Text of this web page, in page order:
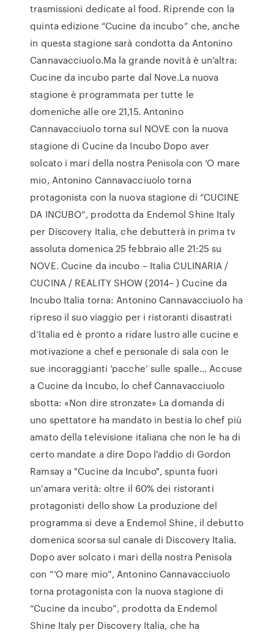
trasmissioni dedicate al food. Riprende con la
quinta edizione “Cucine da incubo” che, anche
in questa stagione sarà condotta da Antonino
Cannavacciuolo.Ma la grande novità è un’altra:
Cucine da incubo parte dal Nove.La nuova
stagione è programmata per tutte le
domeniche alle ore 21,15. Antonino
Cannavacciuolo torna sul NOVE con la nuova
stagione di Cucine da Incubo Dopo aver
solcato i mari della nostra Penisola con ‘O mare
mio, Antonino Cannavacciuolo torna
protagonista con la nuova stagione di “CUCINE
DA INCUBO”, prodotta da Endemol Shine Italy
per Discovery Italia, che debutterà in prima tv
assoluta domenica 25 febbraio alle 21:25 su
NOVE. Cucine da incubo – Italia CULINARIA /
CUCINA / REALITY SHOW (2014– ) Cucine da
Incubo Italia torna: Antonino Cannavacciuolo ha
ripreso il suo viaggio per i ristoranti disastrati
d’Italia ed è pronto a ridare lustro alle cucine e
motivazione a chef e personale di sala con le
sue incoraggianti ‘pacche’ sulle spalle… Accuse
a Cucine da Incubo, lo chef Cannavacciuolo
sbotta: «Non dire stronzate» La domanda di
uno spettatore ha mandato in bestia lo chef più
amato della televisione italiana che non le ha di
certo mandate a dire Dopo l'addio di Gordon
Ramsay a "Cucine da Incubo", spunta fuori
un'amara verità: oltre il 60% dei ristoranti
protagonisti dello show La produzione del
programma si deve a Endemol Shine, il debutto
domenica scorsa sul canale di Discovery Italia.
Dopo aver solcato i mari della nostra Penisola
con “‘O mare mio”, Antonino Cannavacciuolo
torna protagonista con la nuova stagione di
“Cucine da incubo”, prodotta da Endemol
Shine Italy per Discovery Italia, che ha